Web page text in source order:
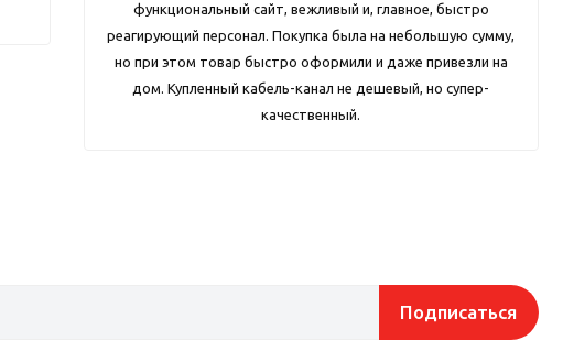
функциональный сайт, вежливый и, главное, быстро
реагирующий персонал. Покупка была на небольшую сумму,
но при этом товар быстро оформили и даже привезли на
дом. Купленный кабель-канал не дешевый, но супер-
качественный.
Подписаться